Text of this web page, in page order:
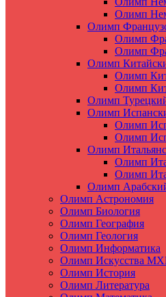
Олимп
Олимп
Олимп
Олимп
Олимп
Олимп
Олимп
Олимп
Олимп
Олимп
Олимп
Олимп
Олимп
Олимп
Олимп
Олимп Астрономия
Олимп Биология
Олимп География
Олимп Геология
Олимп Информатика
Олимп Искусства
Олимп История
Олимп Литература